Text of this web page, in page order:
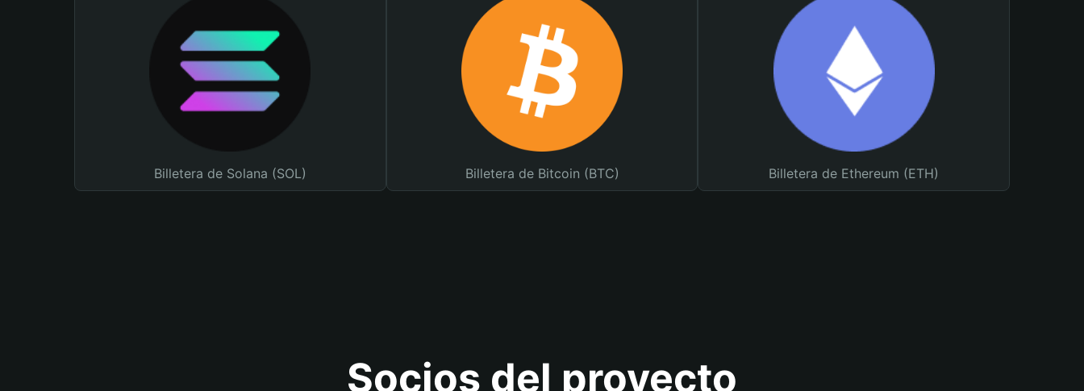
Billetera de Solana (SOL) Billetera de Bitcoin (BTC) Billetera de Ethereum (ETH)
Socios del proyecto